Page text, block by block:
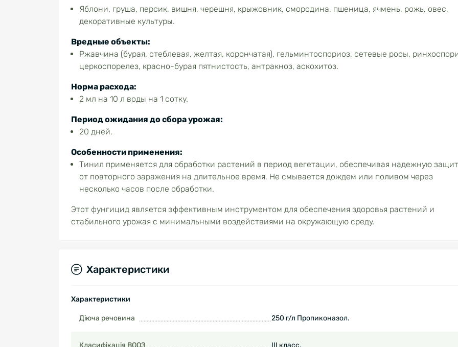
Яблони, груша, персик, вишня, черешня, крыжовник, смородина, пшеница, ячмень, рожь, овес,
декоративные культуры.
Вредные объекты:
Ржавчина (бурая, стеблевая, желтая, корончатая), гельминтоспориоз, сетевые росы,
церкоспорелез, красно-бурая пятнистость, антракноз, аскохитоз.
Норма расхода:
2 мл на 10 л воды на 1 сотку.
Период ожидания до сбора урожая:
20 дней.
Особенности применения:
Тинил применяется для обработки растений в период вегетации, обеспечивая надежную
от повторного заражения на длительное время. Не смывается дождем или поливом через
несколько часов после обработки.
Этот фунгицид является эффективным инструментом для обеспечения здоровья растений и
стабильного урожая с минимальными воздействиями на окружающую среду.
Характеристики
Характеристики
Діюча речовина 250 г/л Пропиконазол.
Класифікація ВООЗ ІІІ класс.